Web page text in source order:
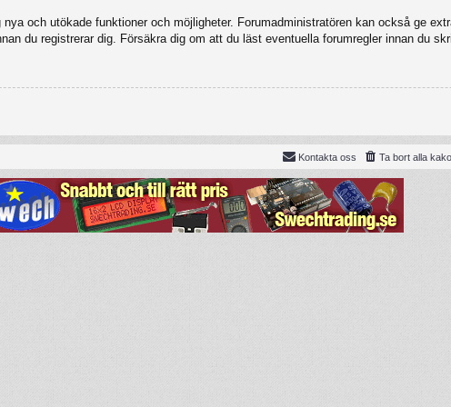
och utökade funktioner och möjligheter. Forumadministratören kan också ge
du registrerar dig. Försäkra dig om att du läst eventuella forumregler innan du
Ta bort alla
Kontakta oss